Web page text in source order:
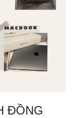
ĐỒNG